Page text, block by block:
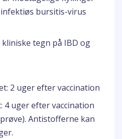
bursitis-virus
tegn på IBD og
2 uger efter vaccination
4 uger efter vaccination
Antistofferne kan